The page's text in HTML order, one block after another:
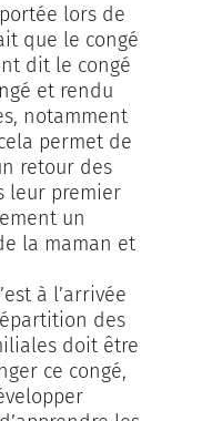
lors de
que le congé
dit le congé
et rendu
notamment
permet de
retour des
leur premier
un
la maman et
à l’arrivée
des
doit être
ce congé,